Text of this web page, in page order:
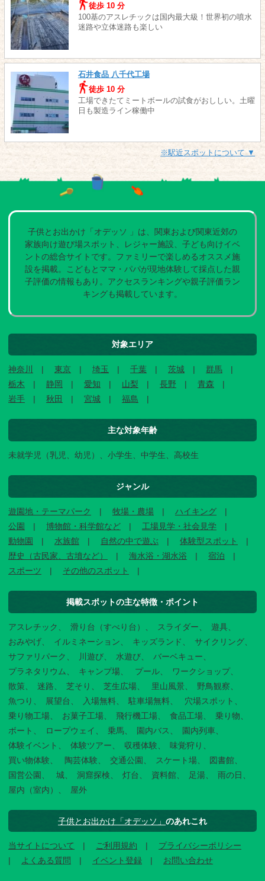
徒歩 10 分
100基のアスレチックは国内最大級！世界初の噴水
迷路や立体迷路も楽しい
石井食品 八千代工場
徒歩 10 分
工場できたてミートボールの試食がおししい。土曜
日も製造ライン稼働中
※駅近スポットについて ▼
子供とお出かけ「オデッソ 」は、関東および関東近郊の
家族向け遊び場スポット、レジャー施設、子ども向けイベ
ントの総合サイトです。ファミリーで楽しめるオススメ施
設を掲載。こどもとママ・パパが現地体験して採点した親
子評価の情報もあり。アクセスランキングや親子評価ラン
キングも掲載しています。
対象エリア
神奈川 東京 埼玉 千葉 茨城
群馬
栃木
静岡 愛知 山梨 長野
青森
岩手
秋田 宮城 福島
主な対象年齢
未就学児（乳児、幼児）、小学生、中学生、高校生
ジャンル
遊園地・テーマパーク 牧場・農場
ハイキング
公園
博物館・科学館など
工場見学・社会見学
動物園
水族館 自然の中で遊ぶ
体験型スポット
歴史（古民家、古墳など）
海水浴・湖水浴
宿泊
スポーツ
その他のスポット
掲載スポットの主な特徴・ポイント
アスレチック 滑り台（すべり台） スライダー
遊具
おみやげ
イルミネーション キッズランド
サイクリング
サファリパーク
川遊び 水遊び
バーベキュー
プラネタリウム
キャンプ場 プール
ワークショップ
散策
迷路 芝そり 芝生広場 里山風景
野鳥観察
魚つり
展望台 入場無料 駐車場無料
穴場スポット
乗り物工場
お菓子工場 飛行機工場 食品工場
乗り物
ボート
ロープウェイ 乗馬 園内バス
園内列車
体験イベント
体験ツアー 収穫体験
味覚狩り
買い物体験
陶芸体験 交通公園 スケート場
図書館
国営公園
城 洞窟探検 灯台 資料館 足湯
雨の日
屋内（室内）
屋外
子供とお出かけ「オデッソ」 のあれこれ
当サイトについて ご利用規約
プライバシーポリシー
よくある質問
イベント登録 お問い合わせ